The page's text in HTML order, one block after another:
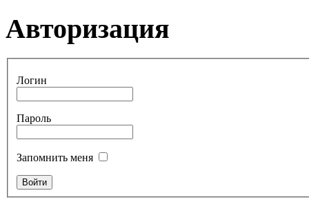
Авторизация
Логин
Пароль
Запомнить меня